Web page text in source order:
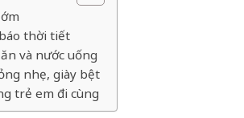
thời tiết
và nước uống
nhẹ, giày bệt
trẻ em đi cùng